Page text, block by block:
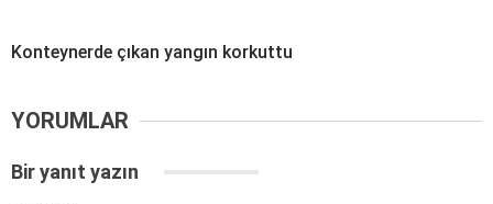
Konteynerde çıkan yangın korkuttu
YORUMLAR
Bir yanıt yazın